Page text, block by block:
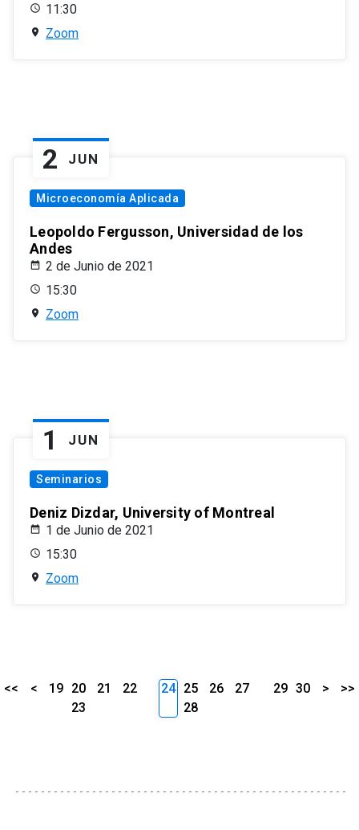
11:30
Zoom
2 JUN
Microeconomía Aplicada
Leopoldo Fergusson, Universidad de los
Andes
2 de Junio de 2021
15:30
Zoom
1 JUN
Seminarios
Deniz Dizdar, University of Montreal
1 de Junio de 2021
15:30
Zoom
<< < 19 20 21
22
23
24 25 26
27
28
29 30 > >>